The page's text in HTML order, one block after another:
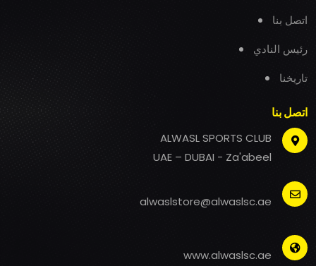
اتصل بنا
رئيس النادي
تاريخنا
اتصل بنا
ALWASL SPORTS CLUB
UAE – DUBAI - Za'abeel
alwaslstore@alwaslsc.ae
www.alwaslsc.ae